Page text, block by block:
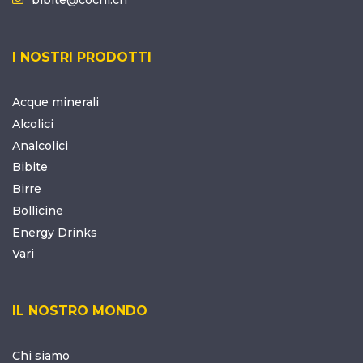
I NOSTRI PRODOTTI
Acque minerali
Alcolici
Analcolici
Bibite
Birre
Bollicine
Energy Drinks
Vari
IL NOSTRO MONDO
Chi siamo